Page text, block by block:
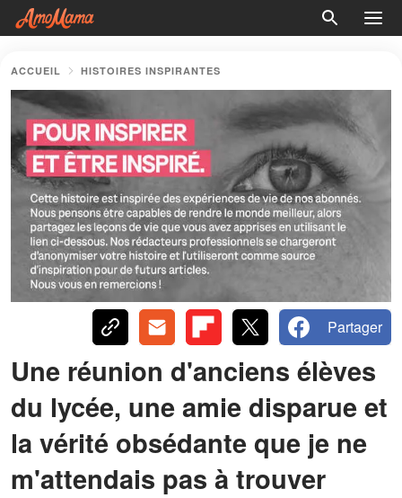
ACCUEIL HISTOIRES INSPIRANTES
Partager
Une réunion d'anciens élèves
du lycée, une amie disparue et
la vérité obsédante que je ne
m'attendais pas à trouver